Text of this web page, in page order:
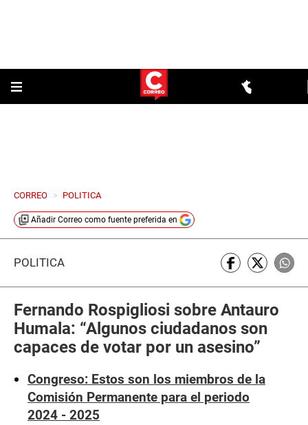
CORREO > POLITICA
Añadir Correo como fuente preferida en
POLÍTICA
Fernando Rospigliosi sobre Antauro
Humala: “Algunos ciudadanos son
capaces de votar por un asesino”
Congreso: Estos son los miembros de la
Comisión Permanente para el periodo
2024 - 2025